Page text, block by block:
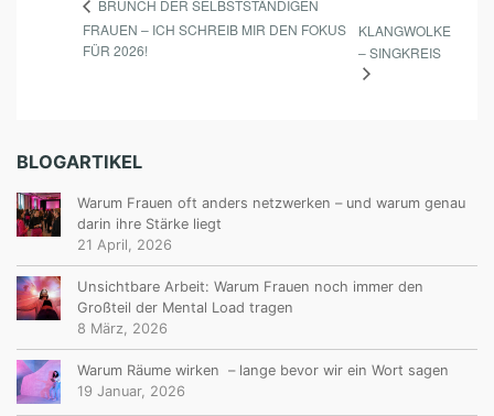
BRUNCH DER SELBSTSTÄNDIGEN
FRAUEN – ICH SCHREIB MIR DEN FOKUS
FÜR 2026!
KLANGWOLKE
– SINGKREIS
BLOGARTIKEL
Warum Frauen oft anders netzwerken – und warum genau
darin ihre Stärke liegt
21 April, 2026
Unsichtbare Arbeit: Warum Frauen noch immer den
Großteil der Mental Load tragen
8 März, 2026
Warum Räume wirken – lange bevor wir ein Wort sagen
19 Januar, 2026